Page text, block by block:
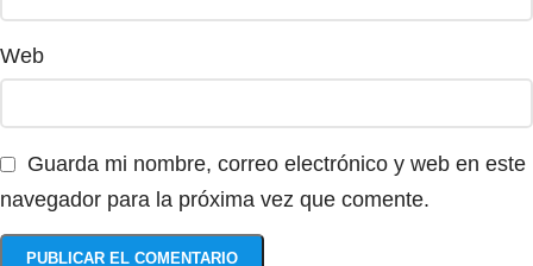
Web
Guarda mi nombre, correo electrónico y web en este
navegador para la próxima vez que comente.